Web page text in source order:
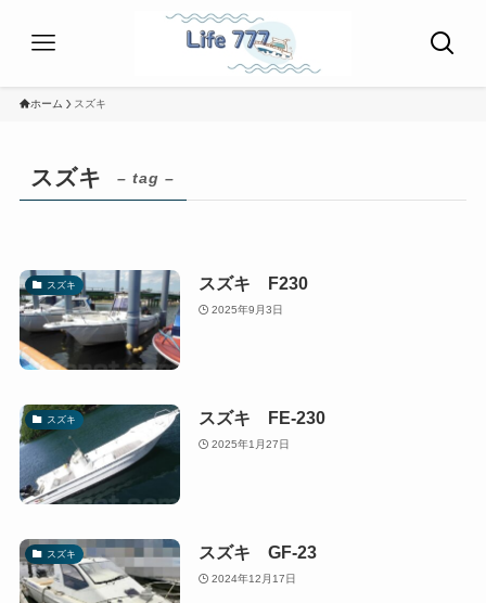
ホーム スズキ
スズキ – tag –
スズキ スズキ F230
2025年9月3日
スズキ スズキ FE-230
2025年1月27日
スズキ スズキ GF-23
2024年12月17日